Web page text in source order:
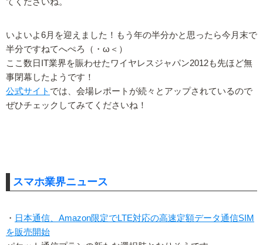
てくださいね。
いよいよ6月を迎えました！もう年の半分かと思ったら今月末で
半分ですねてへぺろ（・ω＜）
ここ数日IT業界を賑わせたワイヤレスジャパン2012も先ほど無
事閉幕したようです！
公式サイト では、会場レポートが続々とアップされているので
ぜひチェックしてみてくださいね！
スマホ業界ニュース
・ 日本通信、Amazon限定でLTE対応の高速定額データ通信SIM
を販売開始